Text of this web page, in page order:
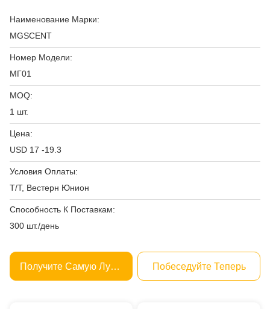
Наименование Марки:
MGSCENT
Номер Модели:
МГ01
MOQ:
1 шт.
Цена:
USD 17 -19.3
Условия Оплаты:
Т/Т, Вестерн Юнион
Способность К Поставкам:
300 шт./день
Получите Самую Лучшую Цену Побеседуйте Теперь